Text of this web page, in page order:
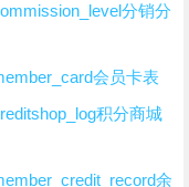
分销分
会员卡表
积分商城
余